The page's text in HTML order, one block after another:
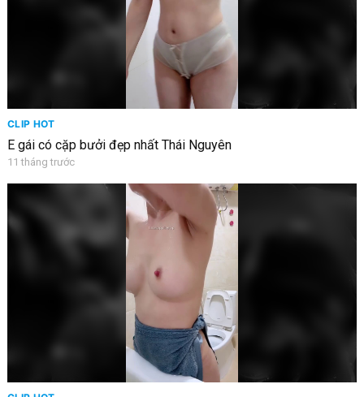
CLIP HOT
E gái có cặp bưởi đẹp nhất Thái Nguyên
11 tháng trước